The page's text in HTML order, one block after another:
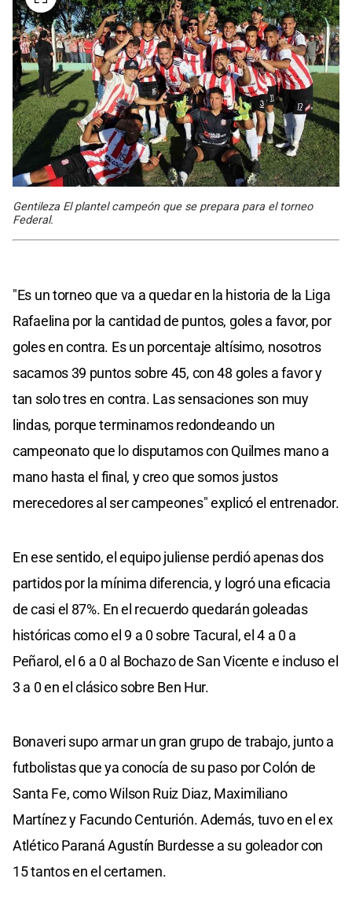
Gentileza El plantel campeón que se prepara para el torneo
Federal.
"Es un torneo que va a quedar en la historia de la Liga
Rafaelina por la cantidad de puntos, goles a favor, por
goles en contra. Es un porcentaje altísimo, nosotros
sacamos 39 puntos sobre 45, con 48 goles a favor y
tan solo tres en contra. Las sensaciones son muy
lindas, porque terminamos redondeando un
campeonato que lo disputamos con Quilmes mano a
mano hasta el final, y creo que somos justos
merecedores al ser campeones" explicó el entrenador.
En ese sentido, el equipo juliense perdió apenas dos
partidos por la mínima diferencia, y logró una eficacia
de casi el 87%. En el recuerdo quedarán goleadas
históricas como el 9 a 0 sobre Tacural, el 4 a 0 a
Peñarol, el 6 a 0 al Bochazo de San Vicente e incluso el
3 a 0 en el clásico sobre Ben Hur.
Bonaveri supo armar un gran grupo de trabajo, junto a
futbolistas que ya conocía de su paso por Colón de
Santa Fe, como Wilson Ruiz Diaz, Maximiliano
Martínez y Facundo Centurión. Además, tuvo en el ex
Atlético Paraná Agustín Burdesse a su goleador con
15 tantos en el certamen.